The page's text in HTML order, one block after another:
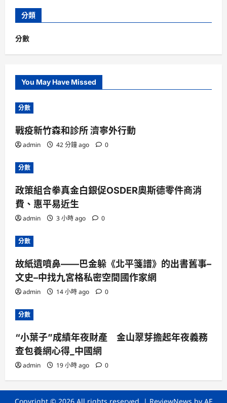
分類
分數
You May Have Missed
分數
戰疫新竹森和診所 濟寧外行動
admin 42 分鐘 ago 0
分數
政策組合拳真金白銀促OSDER奧斯德零件商消
費、惠平易近生
admin 3 小時 ago 0
分數
故紙遺噴鼻——巴金躲《北平箋譜》的出書舊事–
文史–中找九宮格私密空間國作家網
admin 14 小時 ago 0
分數
“小葉子”成績年夜財產 金山翠芽擔起年夜義務
查包養網心得_中國網
admin 19 小時 ago 0